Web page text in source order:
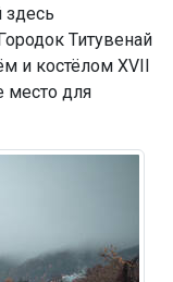
Титувенай
и костёлом XVII
место для